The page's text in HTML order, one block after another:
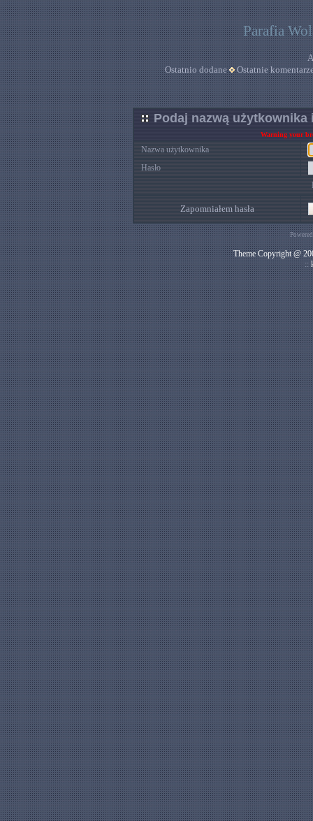
Parafia
Ostatnio dodane
Ostatnie
Podaj nazwą użytkownika
Warning your
Nazwa użytkownika
Hasło
Zapomniałem hasła
Theme Copyright @
::